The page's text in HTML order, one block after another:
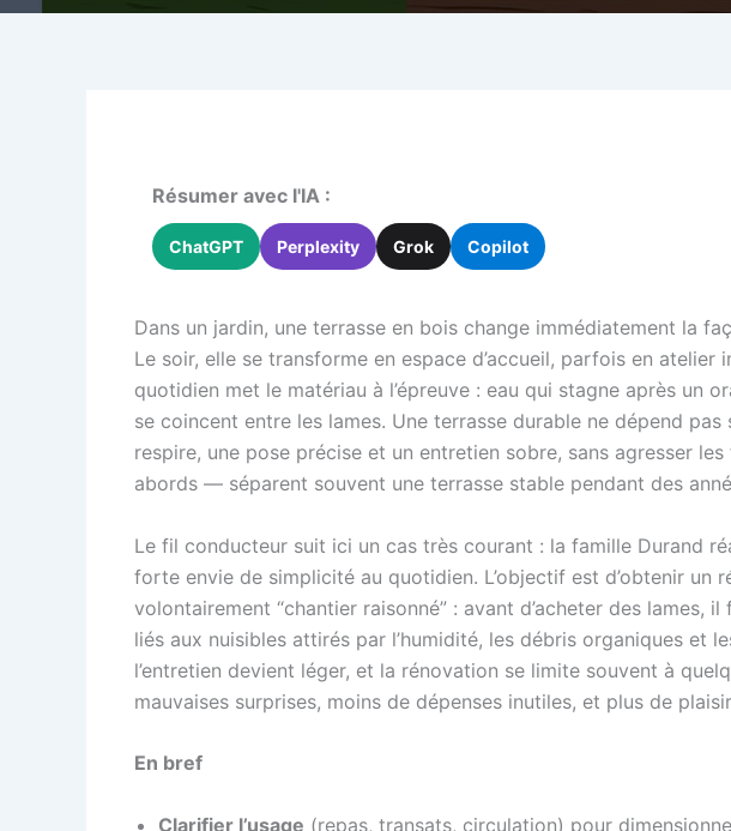
Résumer avec l'IA :
ChatGPT Perplexity Grok Copilot
Dans un jardin, une terrasse en bois change immédiatement la
Le soir, elle se transforme en espace d’accueil, parfois en
quotidien met le matériau à l’épreuve : eau qui stagne après un
se coincent entre les lames. Une terrasse durable ne dépend
respire, une pose précise et un entretien sobre, sans agresser
abords — séparent souvent une terrasse stable pendant des
Le fil conducteur suit ici un cas très courant : la famille Durand
forte envie de simplicité au quotidien. L’objectif est d’obtenir
volontairement “chantier raisonné” : avant d’acheter des lames,
liés aux nuisibles attirés par l’humidité, les débris organiques et
l’entretien devient léger, et la rénovation se limite souvent à
mauvaises surprises, moins de dépenses inutiles, et plus de
En bref
Clarifier l’usage (repas, transats, circulation) pour